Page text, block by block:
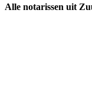
Alle notarissen uit